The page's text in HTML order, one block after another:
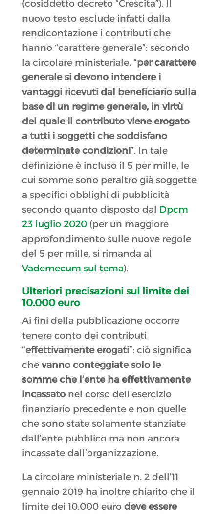
(cosiddetto decreto “Crescita”). Il
nuovo testo esclude infatti dalla
rendicontazione i contributi che
hanno “carattere generale”: secondo
la circolare ministeriale, “per carattere
generale si devono intendere i
vantaggi ricevuti dal beneficiario sulla
base di un regime generale, in virtù
del quale il contributo viene erogato
a tutti i soggetti che soddisfano
determinate condizioni”. In tale
definizione è incluso il 5 per mille, le
cui somme sono peraltro già soggette
a specifici obblighi di pubblicità
secondo quanto disposto dal Dpcm
23 luglio 2020(per un maggiore
approfondimento sulle nuove regole
del 5 per mille, si rimanda al
Vademecum sul tema).
Ulteriori precisazioni sul limite dei
10.000 euro
Ai fini della pubblicazione occorre
tenere conto dei contributi
“effettivamente erogati”: ciò significa
che vanno conteggiate solo le
somme che l’ente ha effettivamente
incassato nel corso dell’esercizio
finanziario precedente e non quelle
che sono state solamente stanziate
dall’ente pubblico ma non ancora
incassate dall’organizzazione.
La circolare ministeriale n. 2 dell’11
gennaio 2019 ha inoltre chiarito che il
limite dei 10.000 euro deve essere